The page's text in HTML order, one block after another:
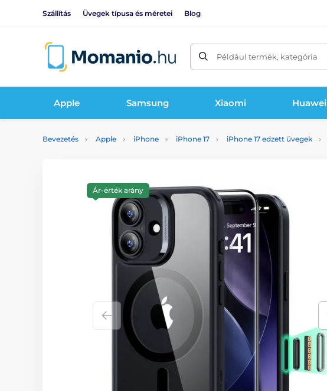
Szállítás Üvegek típusa és méretei Blog
Például termék, kategória
Apple Samsung Xiaomi Huawei
Bevezetés Apple iPhone iPhone 17 iPhone 17 edzett üvegek
Ár-érték arány